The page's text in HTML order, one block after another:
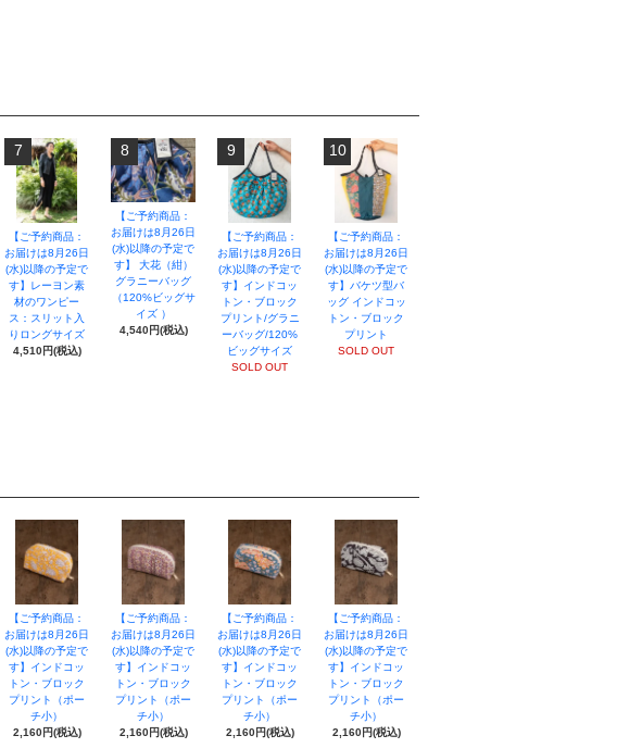
7
【ご予約商品：
お届けは8月26日
(水)以降の予定で
す】レーヨン素
材のワンピー
ス：スリット入
りロングサイズ
4,510円(税込)
8
【ご予約商品：
お届けは8月26日
(水)以降の予定で
す】 大花（紺）
グラニーバッグ
（120%ビッグサ
イズ ）
4,540円(税込)
9
【ご予約商品：
お届けは8月26日
(水)以降の予定で
す】インドコッ
トン・ブロック
プリント/グラニ
ーバッグ/120%
ビッグサイズ
SOLD OUT
10
【ご予約商品：
お届けは8月26日
(水)以降の予定で
す】バケツ型バ
ッグ インドコッ
トン・ブロック
プリント
SOLD OUT
【ご予約商品：
お届けは8月26日
(水)以降の予定で
す】インドコッ
トン・ブロック
プリント（ポー
チ小）
2,160円(税込)
【ご予約商品：
お届けは8月26日
(水)以降の予定で
す】インドコッ
トン・ブロック
プリント（ポー
チ小）
2,160円(税込)
【ご予約商品：
お届けは8月26日
(水)以降の予定で
す】インドコッ
トン・ブロック
プリント（ポー
チ小）
2,160円(税込)
【ご予約商品：
お届けは8月26日
(水)以降の予定で
す】インドコッ
トン・ブロック
プリント（ポー
チ小）
2,160円(税込)